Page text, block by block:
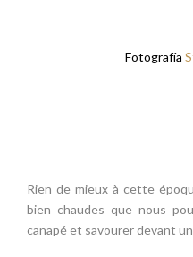
Fotografía
Rien de mieux à cette
bien chaudes que nous
canapé et savourer devant